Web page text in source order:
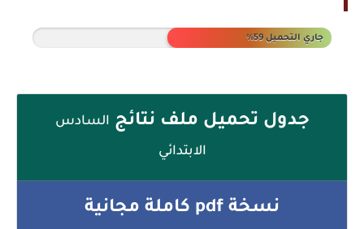
جاري التحميل 68%
جدول تحميل ملف نتائج السادس
الابتدائي
نسخة pdf كاملة مجانية